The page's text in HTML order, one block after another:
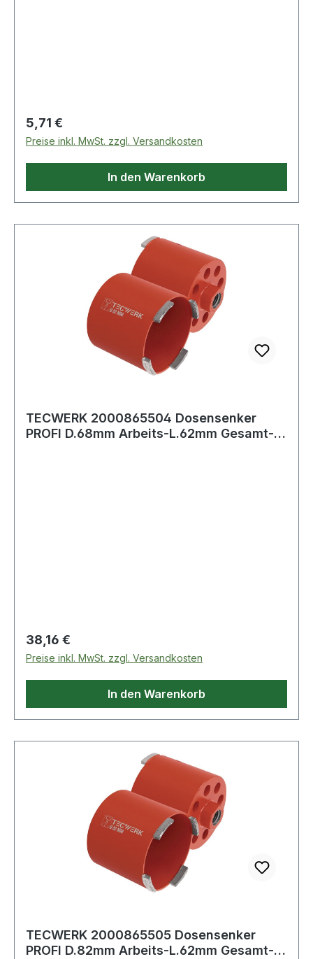
Regulärer Preis:
5,71 €
Preise inkl. MwSt. zzgl. Versandkosten
In den Warenkorb
TECWERK 2000865504 Dosensenker
PROFI D.68mm Arbeits-L.62mm Gesamt-
Regulärer Preis:
38,16 €
Preise inkl. MwSt. zzgl. Versandkosten
In den Warenkorb
TECWERK 2000865505 Dosensenker
PROFI D.82mm Arbeits-L.62mm Gesamt-